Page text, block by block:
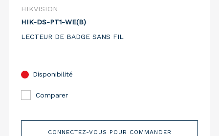
HIKVISION
HIK-DS-PT1-WE(B)
LECTEUR DE BADGE SANS FIL
Disponibilité
Comparer
CONNECTEZ-VOUS POUR COMMANDER